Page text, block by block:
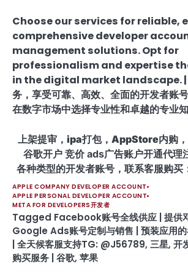
Choose our services for reliable,
comprehensive developer
management solutions. Opt for
professionalism and expertise
in the digital market landscape. |
务，享受可靠、高效、全面的开发者账
在数字市场中选择专业性和卓越的专业知
上架提审，ipa打包，AppStore内购
谷歌开户 竞价 ads广告账户开通代理
各种类型的开发者账号，联系客服购买
APPLE COMPANY DEVELOPER ACCOUNT
APPLE PERSONAL DEVELOPER ACCOUNT
META FOR DEVELOPERS开发者
Tagged Facebook账号全线供应 | 提供
Google Ads账号定制与销售 | 预装应用
| 全天候客服支持TG: @J56789, 三星, 开
购买服务 | 谷歌, 苹果